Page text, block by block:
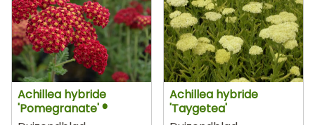
Achillea hybride
'Pomegranate' ®
Achillea hybride
'Taygetea'